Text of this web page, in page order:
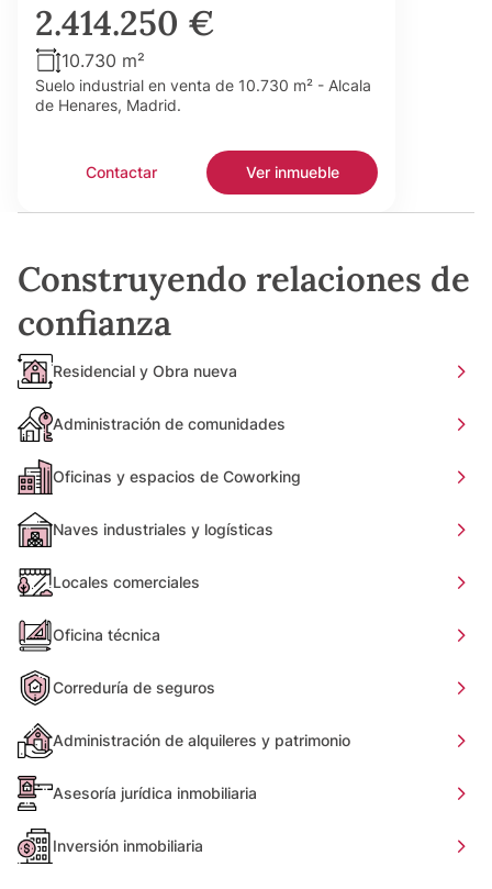
2.414.250 €
10.730 m²
Suelo industrial en venta de 10.730 m² - Alcala
de Henares, Madrid.
Contactar Ver inmueble
Construyendo relaciones de
confianza
Residencial y Obra nueva
Administración de comunidades
Oficinas y espacios de Coworking
Naves industriales y logísticas
Locales comerciales
Oficina técnica
Correduría de seguros
Administración de alquileres y patrimonio
Asesoría jurídica inmobiliaria
Inversión inmobiliaria